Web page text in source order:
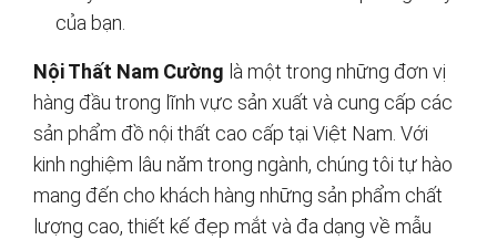
của bạn.
Nội Thất Nam Cường là một trong những đơn vị
hàng đầu trong lĩnh vực sản xuất và cung cấp các
sản phẩm đồ nội thất cao cấp tại Việt Nam. Với
kinh nghiệm lâu năm trong ngành, chúng tôi tự hào
mang đến cho khách hàng những sản phẩm chất
lượng cao, thiết kế đẹp mắt và đa dạng về mẫu